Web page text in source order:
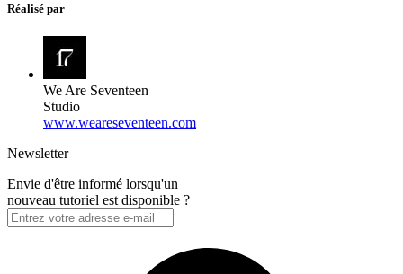
Réalisé par
We Are Seventeen
Studio
www.weareseventeen.com
Newsletter
Envie d'être informé lorsqu'un
nouveau tutoriel est disponible ?